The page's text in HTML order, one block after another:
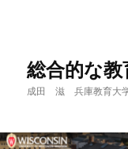
へ
移
総合的な
成田 滋 兵庫教育大